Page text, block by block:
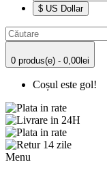
$ US Dollar
0 produs(e) - 0,00lei
Coșul este gol!
Menu